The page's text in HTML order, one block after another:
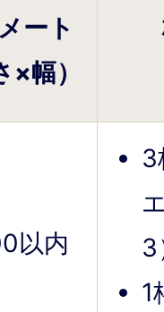
ート
幅）
以内
3
3
1